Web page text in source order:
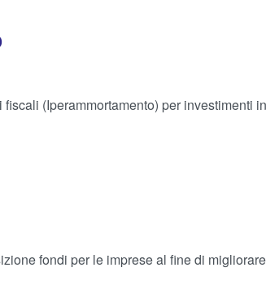
(Iperammortamento) per investimenti
fondi per le imprese al fine di